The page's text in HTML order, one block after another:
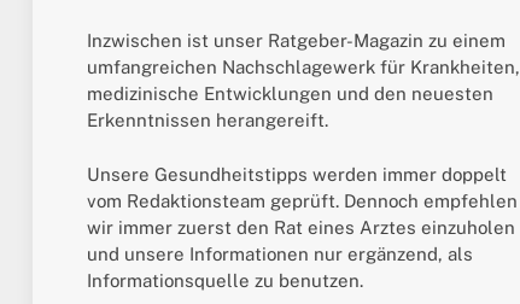
Inzwischen ist unser Ratgeber-Magazin zu einem
umfangreichen Nachschlagewerk für Krankheiten,
medizinische Entwicklungen und den neuesten
Erkenntnissen herangereift.
Unsere Gesundheitstipps werden immer doppelt
vom Redaktionsteam geprüft. Dennoch empfehlen
wir immer zuerst den Rat eines Arztes einzuholen
und unsere Informationen nur ergänzend, als
Informationsquelle zu benutzen.